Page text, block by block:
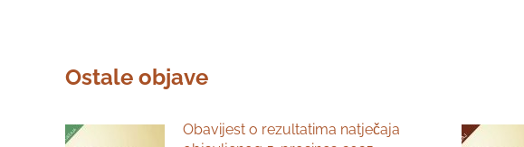
Ostale objave
Obavijest o rezultatima natječaja